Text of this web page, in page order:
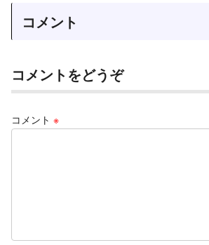
コメント
コメントをどうぞ
コメント ※